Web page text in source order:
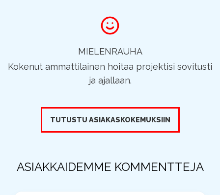
MIELENRAUHA
Kokenut ammattilainen hoitaa projektisi sovitusti
ja ajallaan.
TUTUSTU ASIAKASKOKEMUKSIIN
ASIAKKAIDEMME KOMMENTTEJA